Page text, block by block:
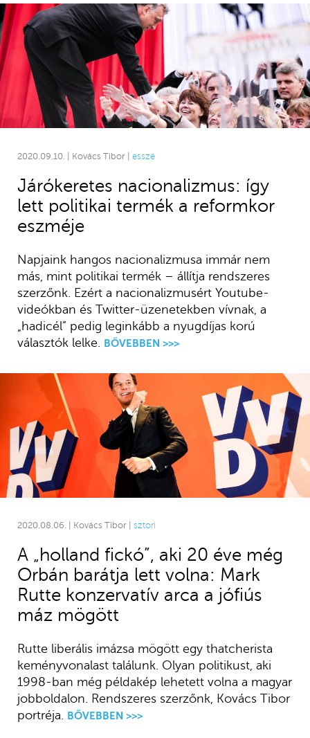
2020.09.10. | Kovács Tibor | esszé
Járókeretes nacionalizmus: így
lett politikai termék a reformkor
eszméje
Napjaink hangos nacionalizmusa immár nem
más, mint politikai termék – állítja rendszeres
szerzőnk. Ezért a nacionalizmusért Youtube-
videókban és Twitter-üzenetekben vívnak, a
„hadicél” pedig leginkább a nyugdíjas korú
választók lelke.
BŐVEBBEN >>>
2020.08.06. | Kovács Tibor | sztori
A „holland fickó”, aki 20 éve még
Orbán barátja lett volna: Mark
Rutte konzervatív arca a jófiús
máz mögött
Rutte liberális imázsa mögött egy thatcherista
keményvonalast találunk. Olyan politikust, aki
1998-ban még példakép lehetett volna a magyar
jobboldalon. Rendszeres szerzőnk, Kovács Tibor
portréja. BŐVEBBEN >>>